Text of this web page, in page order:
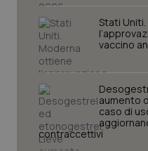
Stati
vaccino
aumento
caso di
contraccettivi
Necessari
I cookie necessari
sito web abilitandone
navigazione sulle
protette del sito. Il sito